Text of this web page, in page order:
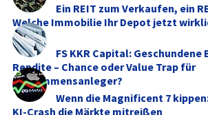
Ein REIT zum Verkaufen, ein
Welche Immobilie Ihr Depot jetzt
FS KKR Capital: Geschundene
Rendite – Chance oder Value Trap für
Einkommensanleger?
Wenn die Magnificent 7
KI-Crash die Märkte mitreißen